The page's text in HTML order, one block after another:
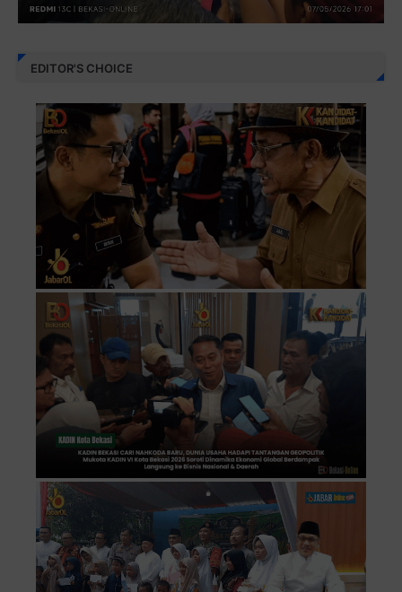
EDITOR'S CHOICE